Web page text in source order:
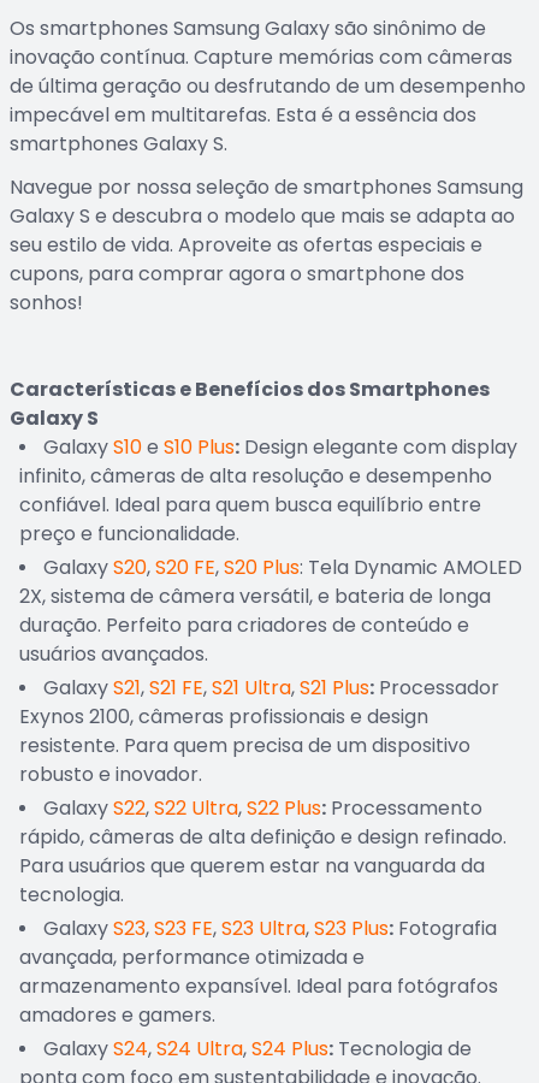
Os smartphones Samsung Galaxy são sinônimo de
inovação contínua. Capture memórias com câmeras
de última geração ou desfrutando de um desempenho
impecável em multitarefas. Esta é a essência dos
smartphones Galaxy S.
Navegue por nossa seleção de smartphones Samsung
Galaxy S e descubra o modelo que mais se adapta ao
seu estilo de vida. Aproveite as ofertas especiais e
cupons, para comprar agora o smartphone dos
sonhos!
Características e Benefícios dos Smartphones
Galaxy S
GalaxyS10e S10 Plus: Design elegante com display
infinito, câmeras de alta resolução e desempenho
confiável. Ideal para quem busca equilíbrio entre
preço e funcionalidade.
GalaxyS20,S20 FE,S20 Plus: Tela Dynamic AMOLED
2X, sistema de câmera versátil, e bateria de longa
duração. Perfeito para criadores de conteúdo e
usuários avançados.
GalaxyS21,S21 FE,S21 Ultra,S21 Plus: Processador
Exynos 2100, câmeras profissionais e design
resistente. Para quem precisa de um dispositivo
robusto e inovador.
GalaxyS22,S22 Ultra,S22 Plus: Processamento
rápido, câmeras de alta definição e design refinado.
Para usuários que querem estar na vanguarda da
tecnologia.
GalaxyS23,S23 FE,S23 Ultra,S23 Plus: Fotografia
avançada, performance otimizada e
armazenamento expansível. Ideal para fotógrafos
amadores e gamers.
GalaxyS24,S24 Ultra,S24 Plus: Tecnologia de